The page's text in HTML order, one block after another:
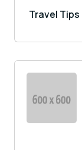
Travel Tips